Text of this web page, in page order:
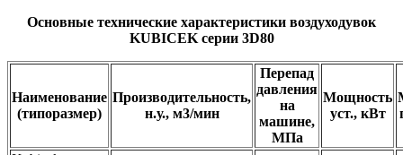
Основные технические характеристики воздуходувок
KUBICEK серии 3D80
Наименование
(типоразмер)
Производительность,
н.у., м3/мин
Перепад
давления
на
машине,
МПа
Мощность
уст., кВт